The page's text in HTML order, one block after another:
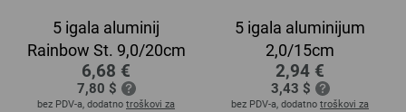
5 igala aluminij
Rainbow St. 9,0/20cm
6,68 €
7,80 $
bez PDV-a, dodatno troškovi za
5 igala aluminijum
2,0/15cm
2,94 €
3,43 $
bez PDV-a, dodatno troškovi za